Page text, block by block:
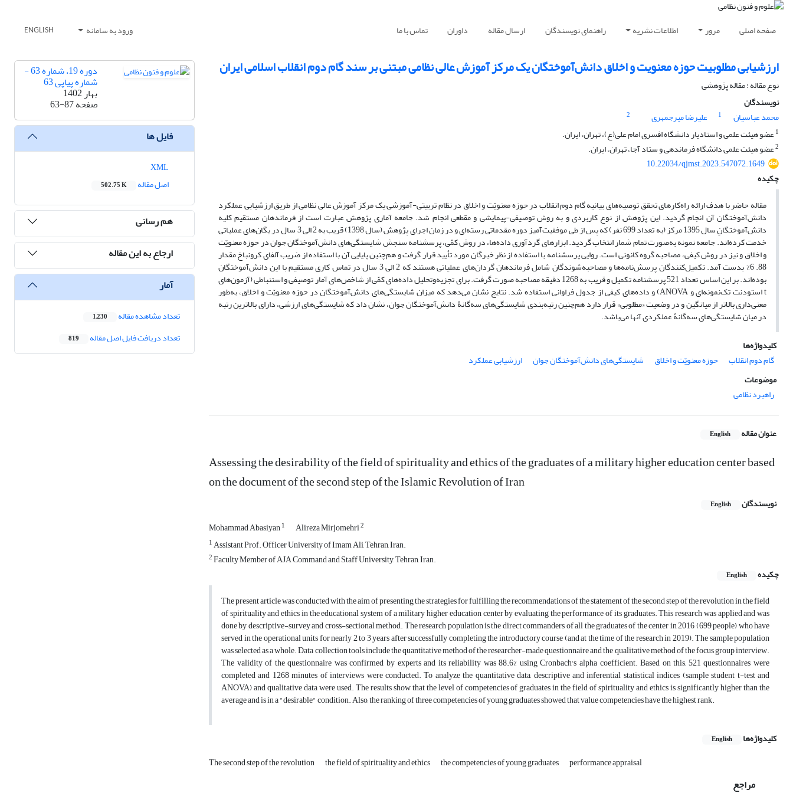
صفحه اصلی مرور اطلاعات نشریه راهنمای نویسندگان ارسال مقاله داوران تماس با ما ورود به سامانه ENGLISH
ارزشیابی مطلوبیت حوزه معنویت و اخلاق دانش‌آموختگان یک مرکز آموزش عالی نظامی مبتنی بر سند گام دوم انقلاب اسلامی ایران
نوع مقاله : مقاله پژوهشی
نویسندگان
محمد عباسیان
1 علیرضا میرجمهری
2
1عضو هیئت علمی و استادیار دانشگاه افسری امام علی(ع)، تهران، ایران.
2عضو هیئت علمی دانشگاه فرماندهی و ستاد آجا، تهران، ایران.
10.22034/qjmst.2023.547072.1649
چکیده
مقاله حاضر با هدف ارائه راه‌کارهای تحقق توصیه‌های بیانیه گام دوم انقلاب در حوزه معنویّت و اخلاق در نظام تربیتی-آموزشی یک مرکز آموزش عالی نظامی از طریق ارزشیابی عملکرد
دانش‌آموختگان آن انجام گردید. این پژوهش از نوع کاربردی و به روش توصیفی-پیمایشی و مقطعی انجام شد. جامعه آماری پژوهش عبارت است از فرماندهان مستقیم کلیه
دانش‌آموختگانِ سال 1395 مرکز (به تعداد 699 نفر) که پس از طی موفقیت‌آمیز دوره مقدماتی رسته‌ای و در زمان اجرای پژوهش (سال 1398) قریب به 2 الی 3 سال در یگان‌های عملیاتی
خدمت کرده‌اند. جامعه نمونه به‌صورت تمام شمار انتخاب گردید. ابزارهای گردآوری داده‌ها، در روش کمّی، پرسشنامه سنجش شایستگی‌های دانش‌آموختگان جوان در حوزه معنویّت
و اخلاق و نیز در روش کیفی، مصاحبه گروه کانونی است. روایی پرسشنامه با استفاده از نظر خبرگان مورد تأیید قرار گرفت و هم‌چنین پایایی آن با استفاده از ضریب آلفای کرونباخ مقدار
88. 6% بدست آمد. تکمیل‌کنندگان پرسش‌نامه‌ها و مصاحبه‌شوندگان شامل فرماندهان گردان‌های عملیاتی هستند که 2 الی 3 سال در تماس کاری مستقیم با این دانش‌آموختگان
بوده‌اند. بر این اساس تعداد 521 پرسشنامه تکمیل و قریب به 1268 دقیقه مصاحبه صورت گرفت. برای تجزیه‌وتحلیل داده‌های کمّی از شاخص‌های آمار توصیفی و استنباطی (آزمون‌های
t استودنت تک‌نمونه‌ای و ANOVA) و داده‌های کیفی از جدول فراوانی استفاده شد. نتایج نشان می‌دهد که میزان شایستگی‌های دانش‌آموختگان در حوزه معنویّت و اخلاق، به‌طور
معنی‌داری بالاتر از میانگین و در وضعیت «مطلوبی» قرار دارد هم‌چنین رتبه‌بندی شایستگی‌های سه‌گانۀ دانش‌آموختگان جوان، نشان داد که شایستگی‌های ارزشی، دارای بالاترین رتبه
در میان شایستگی‌های سه‌گانۀ عملکردی آنها می‌باشد.
کلیدواژه‌ها
گام دوم انقلاب
حوزه معنویّت و اخلاق شایستگی‌های دانش‌آموختگان جوان
ارزشیابی عملکرد
موضوعات
راهبرد نظامی
عنوان مقاله English
Assessing the desirability of the field of spirituality and ethics of the graduates of a military higher education center based
on the document of the second step of the Islamic Revolution of Iran
نویسندگان English
Mohammad Abasiyan1 Alireza Mirjomehri2
1Assistant Prof. Officer University of Imam Ali, Tehran, Iran.
2Faculty Member of AJA Command and Staff University, Tehran, Iran.
چکیده
English
The present article was conducted with the aim of presenting the strategies for fulfilling the recommendations of the statement of the second step of the revolution in the field
of spirituality and ethics in the educational system of a military higher education center by evaluating the performance of its graduates. This research was applied and was
done by descriptive-survey and cross-sectional method. The research population is the direct commanders of all the graduates of the center in 2016 (699 people) who have
served in the operational units for nearly 2 to 3 years after successfully completing the introductory course (and at the time of the research in 2019). The sample population
was selected as a whole. Data collection tools include the quantitative method of the researcher-made questionnaire and the qualitative method of the focus group interview.
The validity of the questionnaire was confirmed by experts and its reliability was 88.6% using Cronbach's alpha coefficient. Based on this, 521 questionnaires were
completed and 1268 minutes of interviews were conducted. To analyze the quantitative data, descriptive and inferential statistical indices (sample student t-test and
ANOVA) and qualitative data were used. The results show that the level of competencies of graduates in the field of spirituality and ethics is significantly higher than the
average and is in a "desirable" condition. Also, the ranking of three competencies of young graduates showed that value competencies have the highest rank.
کلیدواژه‌ها English
The second step of the revolution the field of spirituality and ethics the competencies of young graduates performance appraisal
مراجع
دوره 19، شماره 63 -
شماره پیاپی 63
بهار 1402
صفحه63-87
فایل ها
اصل مقاله
502.75 K
هم رسانی
ارجاع به این مقاله
آمار
تعداد مشاهده مقاله 1,230
تعداد دریافت فایل اصل مقاله 819